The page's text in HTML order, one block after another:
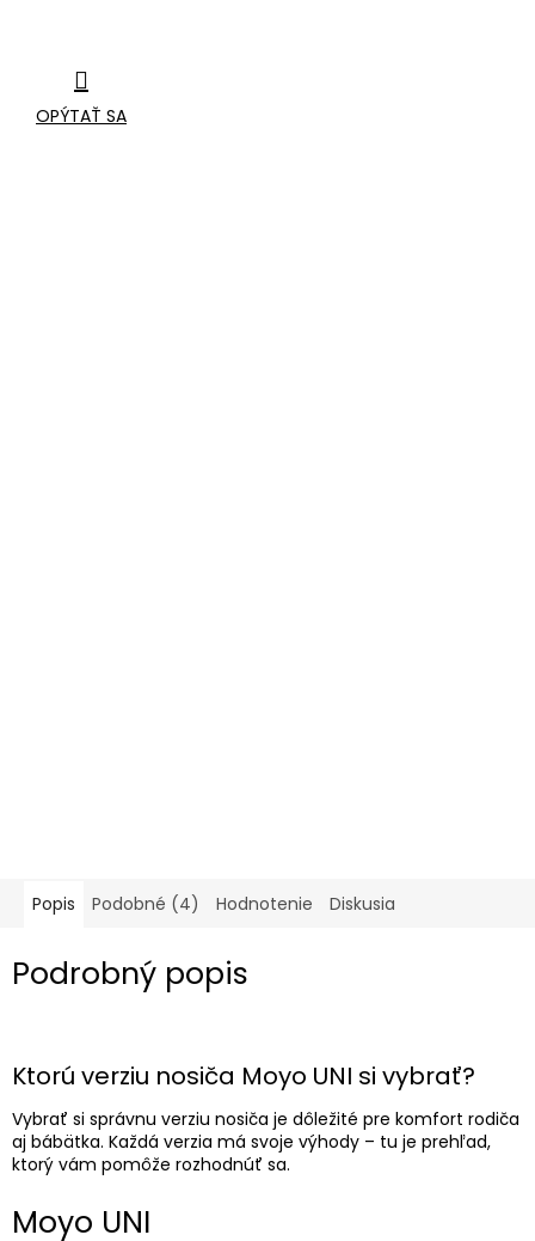
OPÝTAŤ SA
Popis Podobné (4) Hodnotenie Diskusia
Podrobný popis
Ktorú verziu nosiča Moyo UNI si vybrať?
Vybrať si správnu verziu nosiča je dôležité pre komfort rodiča
aj bábätka. Každá verzia má svoje výhody – tu je prehľad,
ktorý vám pomôže rozhodnúť sa.
Moyo UNI